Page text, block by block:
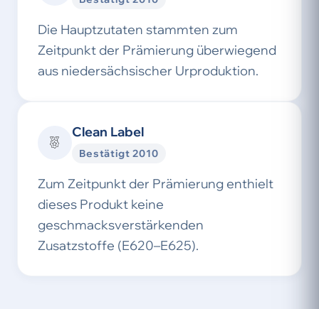
Die Hauptzutaten stammten zum
Zeitpunkt der Prämierung überwiegend
aus niedersächsischer Urproduktion.
Clean Label
Bestätigt 2010
Zum Zeitpunkt der Prämierung enthielt
dieses Produkt keine
geschmacksverstärkenden
Zusatzstoffe (E620–E625).